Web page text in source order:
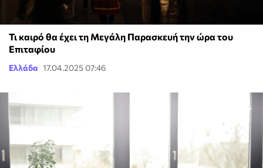
Τι καιρό θα έχει τη Μεγάλη Παρασκευή την ώρα του
Επιταφίου
Ελλάδα 17.04.2025 07:46